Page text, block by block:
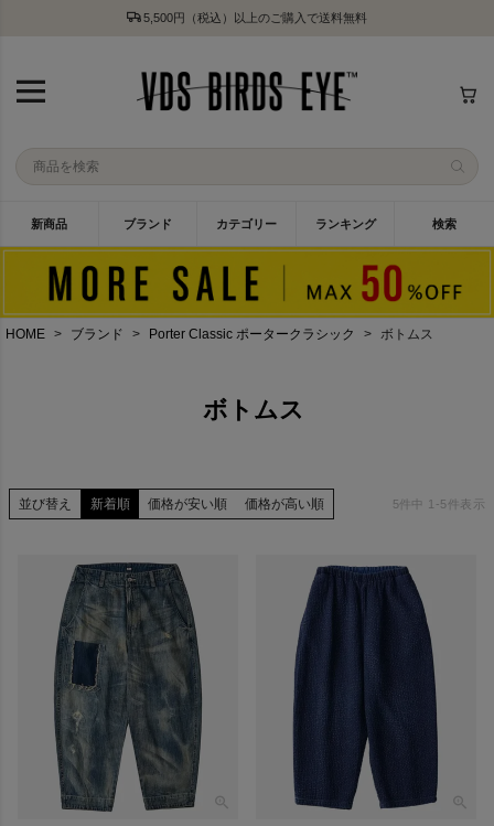
5,500円（税込）以上のご購入で送料無料
新商品 ブランド カテゴリー ランキング 検索
HOME ブランド Porter Classic ポータークラシック ボトムス
ボトムス
並び替え 新着順 価格が安い順 価格が高い順 5件中 1 -5 件表示